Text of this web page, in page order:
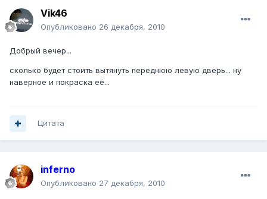
Vik46
Опубликовано 26 декабря, 2010
Добрый вечер...
сколько будет стоить вытянуть переднюю левую дверь... ну
наверное и покраска её...
Цитата
inferno
Опубликовано 27 декабря, 2010